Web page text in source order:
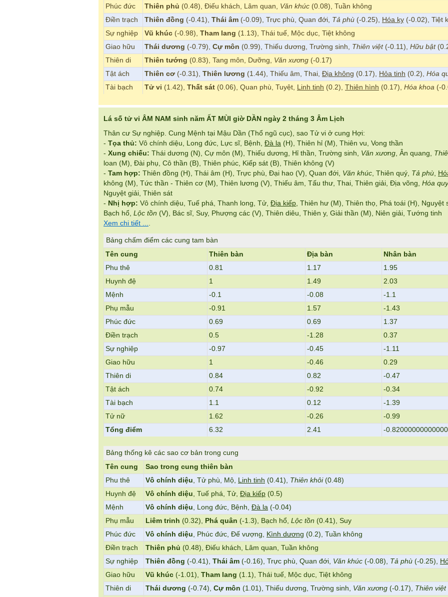
Phúc đức
Thiên phủ (0.48), Điếu khách, Lâm quan, Văn khúc (0.08), Tuần không
Điền trạch
Thiên đồng (-0.41), Thái âm (-0.09), Trực phù, Quan đới, Tả phù (-0.25), Hóa kỵ (-0.02), Tiệt
Sự nghiệp
Vũ khúc (-0.98), Tham lang (1.13), Thái tuế, Mộc dục, Tiệt không
Giao hữu
Thái dương (-0.79), Cự môn (0.99), Thiếu dương, Trường sinh, Thiên việt(-0.11), Hữu bật
Thiên di
Thiên tướng (0.83), Tang môn, Dưỡng, Văn xương (-0.17)
Tật ách
Thiên cơ (-0.31), Thiên lương (1.44), Thiếu âm, Thai, Địa không (0.17), Hỏa tinh (0.2), Hóa
Tài bạch
Tử vi (1.42), Thất sát (0.06), Quan phù, Tuyệt, Linh tinh (0.2), Thiên hình (0.17), Hóa khoa (-
Lá số tử vi ÂM NAM sinh năm ẤT MÙI giờ DẦN ngày 2 tháng 3 Âm Lịch
Thân cư Sự nghiệp. Cung Mệnh tại Mậu Dần (Thổ ngũ cục), sao Tử vi ở cung Hợi:
- Tọa thủ: Vô chính diệu, Long đức, Lực sĩ, Bệnh, Đà la (H), Thiên hỉ (M), Thiên vu, Vong thần
- Xung chiếu: Thái dương (N), Cự môn (M), Thiếu dương, Hỉ thần, Trường sinh, Văn xương, Ân quang,
loan (M), Đài phụ, Cô thần (B), Thiên phúc, Kiếp sát (B), Thiên không (V)
- Tam hợp: Thiên đồng (H), Thái âm (H), Trực phù, Đại hao (V), Quan đới, Văn khúc, Thiên quý, Tả phù,
không (M), Tức thần - Thiên cơ (M), Thiên lương (V), Thiếu âm, Tấu thư, Thai, Thiên giải, Địa võng, Hóa
Nguyệt giải, Thiên sát
- Nhị hợp: Vô chính diệu, Tuế phá, Thanh long, Tử, Địa kiếp, Thiên hư (M), Thiên thọ, Phá toái (H), Nguyệt
Bạch hổ, Lộc tồn (V), Bác sĩ, Suy, Phượng các (V), Thiên diêu, Thiên y, Giải thần (M), Niên giải, Tướng tinh
Xem chi tiết ....
Bảng chấm điểm các cung tam bàn
Tên cung
Thiên bàn Địa bàn
Nhân bàn
Phu thê
0.81 1.17
1.95
Huynh đệ
1 1.49
2.03
Mệnh
-0.1 -0.08
-1.1
Phụ mẫu
-0.91 1.57
-1.43
Phúc đức
0.69 0.69
1.37
Điền trạch
0.5 -1.28
0.37
Sự nghiệp
-0.97 -0.45
-1.11
Giao hữu
1 -0.46
0.29
Thiên di
0.84 0.82
-0.47
Tật ách
0.74 -0.92
-0.34
Tài bạch
1.1 0.12
-1.39
Tử nữ
1.62 -0.26
-0.99
Tổng điểm
6.32 2.41 -
Bảng thống kê các sao cơ bản trong cung
Tên cung
Sao trong cung thiên bàn
Phu thê
Vô chính diệu , Tử phù, Mộ, Linh tinh (0.41), Thiên khôi(0.48)
Huynh đệ
Vô chính diệu , Tuế phá, Tử, Địa kiếp (0.5)
Mệnh
Vô chính diệu , Long đức, Bệnh, Đà la (-0.04)
Phụ mẫu
Liêm trinh (0.32), Phá quân (-1.3), Bạch hổ, Lộc tồn (0.41), Suy
Phúc đức
Vô chính diệu , Phúc đức, Đế vượng, Kình dương (0.2), Tuần không
Điền trạch
Thiên phủ (0.48), Điếu khách, Lâm quan, Tuần không
Sự nghiệp
Thiên đồng (-0.41), Thái âm (-0.16), Trực phù, Quan đới, Văn khúc (-0.08), Tả phù (-0.25),
Giao hữu
Vũ khúc (-1.01), Tham lang (1.1), Thái tuế, Mộc dục, Tiệt không
Thiên di
Thái dương (-0.74), Cự môn (1.01), Thiếu dương, Trường sinh, Văn xương (-0.17), Thiên việt